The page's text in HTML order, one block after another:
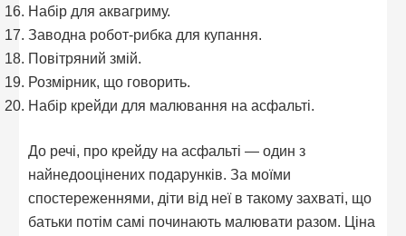
Набір для аквагриму.
Заводна робот-рибка для купання.
Повітряний змій.
Розмірник, що говорить.
Набір крейди для малювання на асфальті.
До речі, про крейду на асфальті — один з
найнедооцінених подарунків. За моїми
спостереженнями, діти від неї в такому захваті, що
батьки потім самі починають малювати разом. Ціна